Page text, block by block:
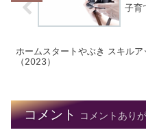
子育
ホームスタートやぶき スキルア
（2023）
コメント コメントあり